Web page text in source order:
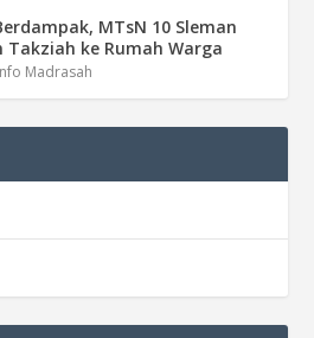
MTsN 10 Sleman
Takziah ke Rumah Warga
Madrasah